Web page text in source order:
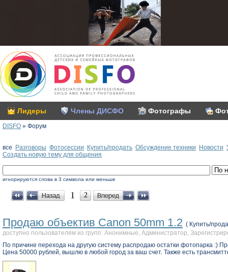
Лидеры Члены ДИСФО Фотографы
DISFO » Форум
все Разговоры Фотосессии Купить/продать Обсуждение техники Новоcти
Создать новую тему для общения
игнорируются слова в 3 символа или меньше
1 2
Продаю объектив Canon 50mm 1.2 ( Купить/
доступно пользователям из групп: Анонимные, Администратор,
По причине перехода на другую систему распродаю остатки фотопарка :)
Цена 50000 рублей, вышлю в любой город за ваш счет. Также есть